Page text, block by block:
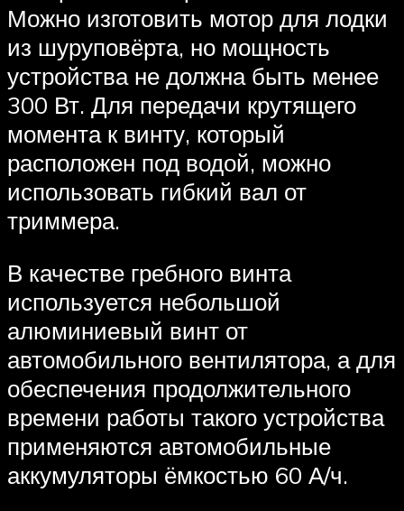
Можно изготовить мотор для лодки
из шуруповёрта, но мощность
устройства не должна быть менее
300 Вт. Для передачи крутящего
момента к винту, который
расположен под водой, можно
использовать гибкий вал от
триммера.
В качестве гребного винта
используется небольшой
алюминиевый винт от
автомобильного вентилятора, а для
обеспечения продолжительного
времени работы такого устройства
применяются автомобильные
аккумуляторы ёмкостью 60 А/ч.